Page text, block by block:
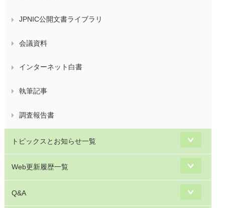
JPNIC公開文書ライブラリ
会議資料
インターネット白書
執筆記事
調査報告書
トピックスとお知らせ一覧
Web更新履歴一覧
Q&A